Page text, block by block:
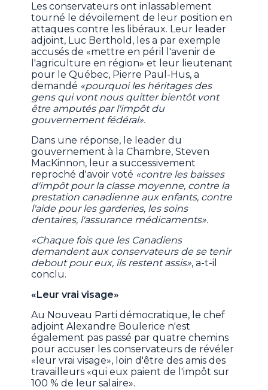
Les conservateurs ont inlassablement
tourné le dévoilement de leur position en
attaques contre les libéraux. Leur leader
adjoint, Luc Berthold, les a par exemple
accusés de «mettre en péril l'avenir de
l'agriculture en région» et leur lieutenant
pour le Québec, Pierre Paul-Hus, a
demandé «pourquoi les héritages des
gens qui vont nous quitter bientôt vont
être amputés par l'impôt du
gouvernement fédéral».
Dans une réponse, le leader du
gouvernement à la Chambre, Steven
MacKinnon, leur a successivement
reproché d'avoir voté «contre les baisses
d'impôt pour la classe moyenne, contre la
prestation canadienne aux enfants, contre
l'aide pour les garderies, les soins
dentaires, l'assurance médicaments».
«Chaque fois que les Canadiens
demandent aux conservateurs de se tenir
debout pour eux, ils restent assis», a-t-il
conclu.
«Leur vrai visage»
Au Nouveau Parti démocratique, le chef
adjoint Alexandre Boulerice n'est
également pas passé par quatre chemins
pour accuser les conservateurs de révéler
«leur vrai visage», loin d'être des amis des
travailleurs «qui eux paient de l'impôt sur
100 % de leur salaire».